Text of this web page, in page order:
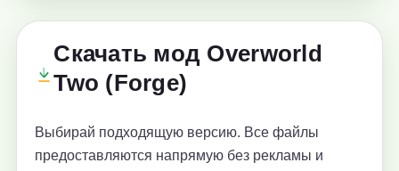
Скачать мод Overworld
Two (Forge)
Выбирай подходящую версию. Все файлы
предоставляются напрямую без рекламы и